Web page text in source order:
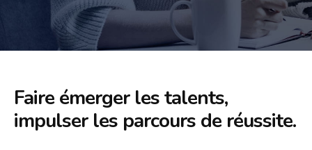
Faire émerger les talents,
impulser les parcours de réussite.